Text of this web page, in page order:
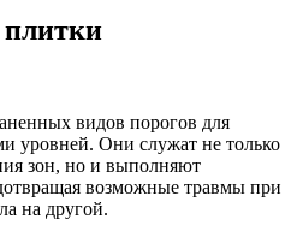
видов порогов для
уровней. Они служат не только
зон, но и выполняют
возможные травмы при
на другой.